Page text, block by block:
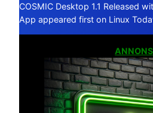
COSMIC Desktop 1.1 Released
App appeared first on Linux
ANNONS